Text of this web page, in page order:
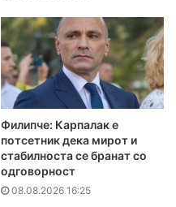
Филипче: Карпалак е
потсетник дека мирот и
стабилноста се бранат со
одговорност
08.08.2026 16:25